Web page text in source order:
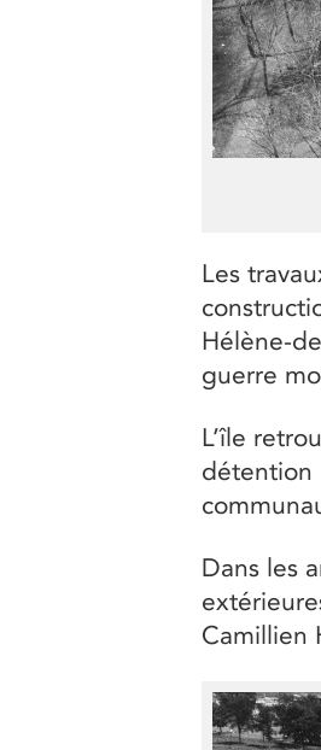
Les
Hélène-
guerre
L’île
détention
Dans les
Camillien